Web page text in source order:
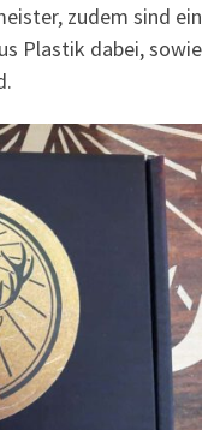
zudem sind ein
Plastik dabei, sowie